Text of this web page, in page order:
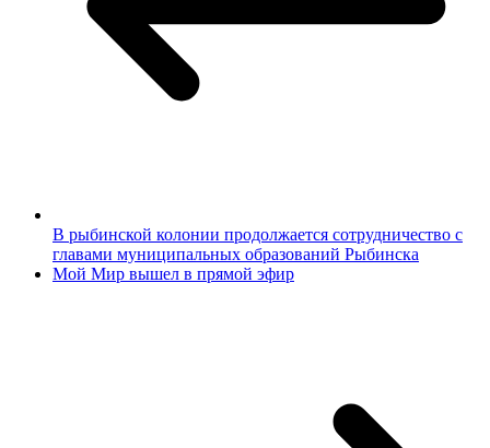
В рыбинской колонии продолжается сотрудничество с
главами муниципальных образований Рыбинска
Мой Мир вышел в прямой эфир